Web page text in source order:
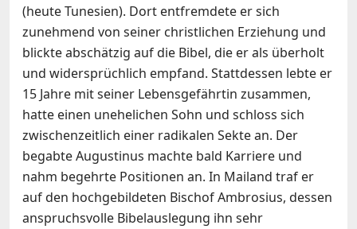
(heute Tunesien). Dort entfremdete er sich
zunehmend von seiner christlichen Erziehung und
blickte abschätzig auf die Bibel, die er als überholt
und widersprüchlich empfand. Stattdessen lebte er
15 Jahre mit seiner Lebensgefährtin zusammen,
hatte einen unehelichen Sohn und schloss sich
zwischenzeitlich einer radikalen Sekte an. Der
begabte Augustinus machte bald Karriere und
nahm begehrte Positionen an. In Mailand traf er
auf den hochgebildeten Bischof Ambrosius, dessen
anspruchsvolle Bibelauslegung ihn sehr